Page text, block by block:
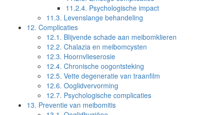
11.2.4. Psychologische impact
11.3. Levenslange behandeling
12. Complicaties
12.1. Blijvende schade aan meibomklieren
12.2. Chalazia en meibomcysten
12.3. Hoornvlieserosie
12.4. Chronische oogontsteking
12.5. Vette degeneratie van traanfilm
12.6. Ooglidvervorming
12.7. Psychologische complicaties
13. Preventie van meibomitis